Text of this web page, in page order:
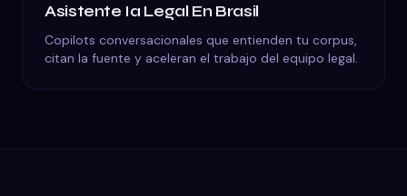
Asistente Ia Legal En Brasil
Copilots conversacionales que entienden tu corpus,
citan la fuente y aceleran el trabajo del equipo legal.